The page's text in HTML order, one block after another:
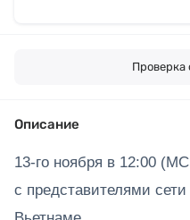
Проверка
Описание
13-го ноября в 12:00
с представителями